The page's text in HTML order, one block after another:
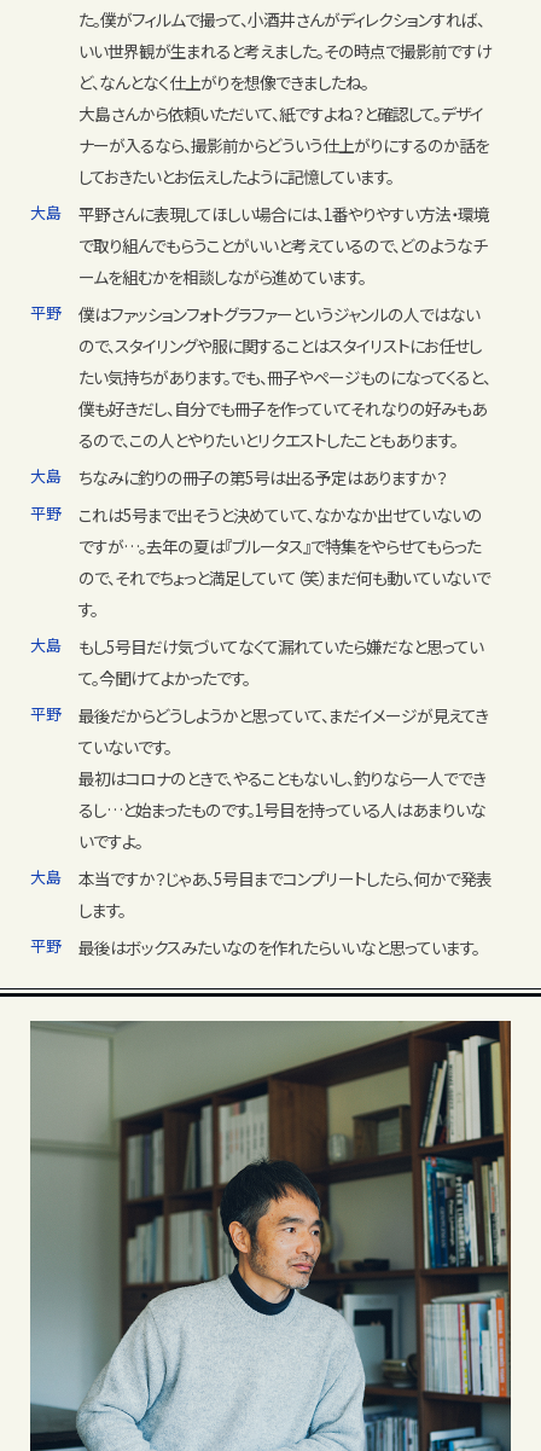
た。僕がフィルムで撮って、小酒井さんがディレクションすれば、
いい世界観が生まれると考えました。その時点で撮影前ですけ
ど、なんとなく仕上がりを想像できましたね。
大島さんから依頼いただいて、紙ですよね？と確認して。デザイ
ナーが入るなら、撮影前からどういう仕上がりにするのか話を
しておきたいとお伝えしたように記憶しています。
大島
平野さんに表現してほしい場合には、1番やりやすい方法・環境
で取り組んでもらうことがいいと考えているので、どのようなチ
ームを組むかを相談しながら進めています。
平野
僕はファッションフォトグラファーというジャンルの人ではない
ので、スタイリングや服に関することはスタイリストにお任せし
たい気持ちがあります。でも、冊子やページものになってくると、
僕も好きだし、自分でも冊子を作っていてそれなりの好みもあ
るので、この人とやりたいとリクエストしたこともあります。
大島 ちなみに釣りの冊子の第5号は出る予定はありますか？
平野
これは5号まで出そうと決めていて、なかなか出せていないの
ですが…。去年の夏は『ブルータス』で特集をやらせてもらった
ので、それでちょっと満足していて（笑）まだ何も動いていないで
す。
大島
もし5号目だけ気づいてなくて漏れていたら嫌だなと思ってい
て。今聞けてよかったです。
平野
最後だからどうしようかと思っていて、まだイメージが見えてき
ていないです。
最初はコロナのときで、やることもないし、釣りなら一人ででき
るし…と始まったものです。1号目を持っている人はあまりいな
いですよ。
大島
本当ですか？じゃあ、5号目までコンプリートしたら、何かで発表
します。
平野 最後はボックスみたいなのを作れたらいいなと思っています。